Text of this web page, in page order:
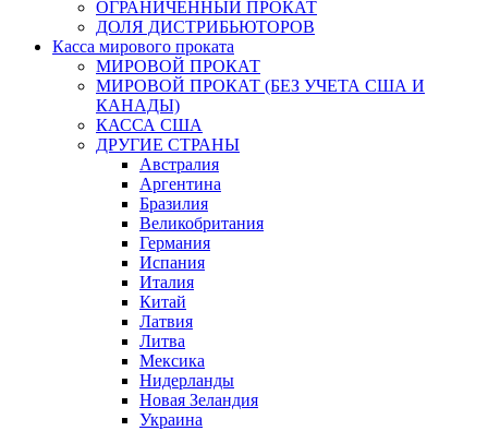
ОГРАНИЧЕННЫЙ ПРОКАТ
ДОЛЯ ДИСТРИБЬЮТОРОВ
Касса мирового проката
МИРОВОЙ ПРОКАТ
МИРОВОЙ ПРОКАТ (БЕЗ УЧЕТА США И
КАНАДЫ)
КАССА США
ДРУГИЕ СТРАНЫ
Австралия
Аргентина
Бразилия
Великобритания
Германия
Испания
Италия
Китай
Латвия
Литва
Мексика
Нидерланды
Новая Зеландия
Украина